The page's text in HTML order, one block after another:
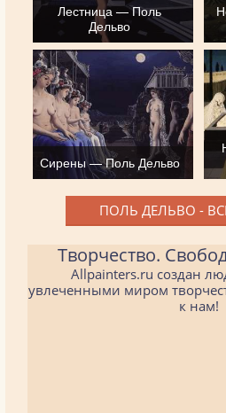
Лестница — Поль
Дельво
Сирены — Поль Дельво
ПОЛЬ ДЕЛЬВО -
Творчество.
Allpainters.ru создан
увлеченными миром
к нам!